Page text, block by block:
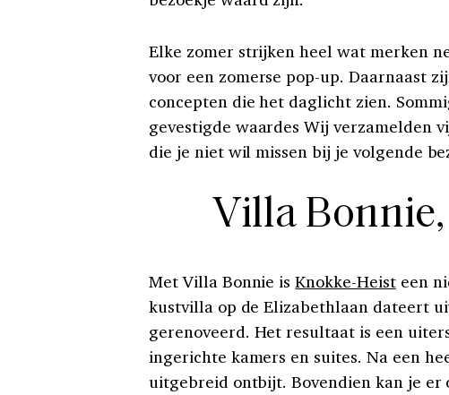
Elke zomer strijken heel wat merken
voor een zomerse pop-up. Daarnaast
concepten die het daglicht zien.
gevestigde waardes Wij verzamelden
die je niet wil missen bij je volgende
Villa
Met Villa Bonnie isKnokke-Heisteen
kustvilla op de Elizabethlaan dateert
gerenoveerd. Het resultaat is een
ingerichte kamers en suites. Na een
uitgebreid ontbijt. Bovendien kan je er